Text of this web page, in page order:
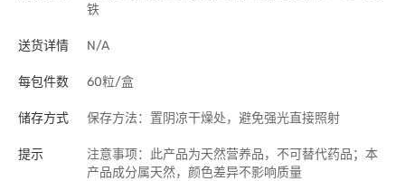
铁
送货详情 N/A
每包件数 60粒/盒
储存方式 保存方法：置阴凉干燥处，避免强光直接照射
提示
注意事项：此产品为天然营养品，不可替代药品；本
产品成分属天然，颜色差异不影响质量